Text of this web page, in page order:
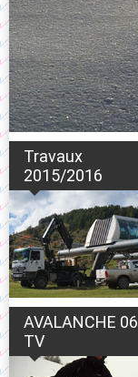
Travaux
2015/2016
AVALANCHE 06
TV